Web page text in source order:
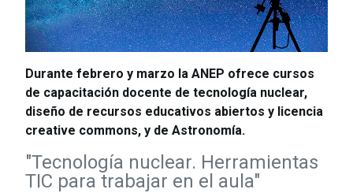
Durante febrero y marzo la ANEP ofrece cursos
de capacitación docente de tecnología nuclear,
diseño de recursos educativos abiertos y licencia
creative commons, y de Astronomía.
"Tecnología nuclear. Herramientas
TIC para trabajar en el aula"